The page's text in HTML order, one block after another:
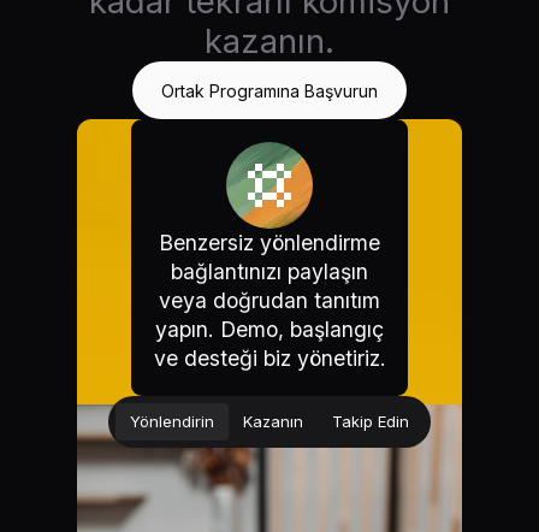
kazanın.
Ortak Programına Başvurun
Yönlendirin Kazanın Takip Edin
Benzersiz yönlendirme
bağlantınızı paylaşın
veya doğrudan tanıtım
yapın. Demo, başlangıç
ve desteği biz yönetiriz.